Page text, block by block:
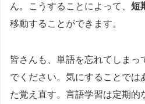
ん。こうすることによって、 短
移動することができます。
皆さんも、単語を忘れてしまっ
でください。気にすることでは
た覚え直す。言語学習は定期的